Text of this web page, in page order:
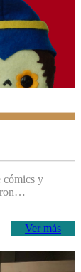
cómics y
Ver más